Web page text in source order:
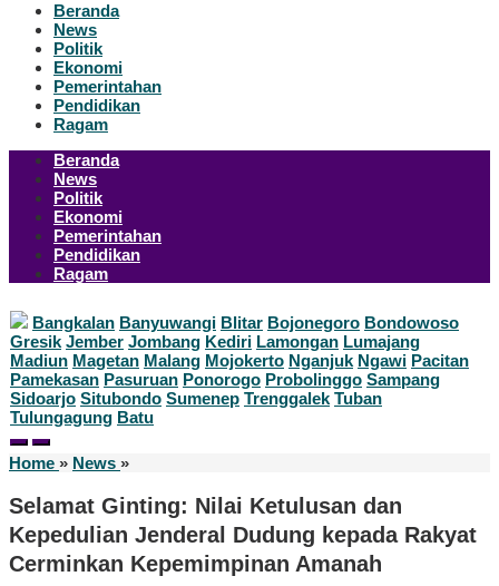
Beranda
News
Politik
Ekonomi
Pemerintahan
Pendidikan
Ragam
Beranda
News
Politik
Ekonomi
Pemerintahan
Pendidikan
Ragam
Bangkalan Banyuwangi Blitar Bojonegoro Bondowoso
Gresik Jember Jombang Kediri Lamongan Lumajang
Madiun Magetan Malang Mojokerto Nganjuk Ngawi Pacitan
Pamekasan Pasuruan Ponorogo Probolinggo Sampang
Sidoarjo Situbondo Sumenep Trenggalek Tuban
Tulungagung Batu
Home » News »Selamat
Nilai
Ketulusan
dan
Kepedulian
Jenderal
Selamat Ginting: Nilai Ketulusan dan
Kepedulian Jenderal Dudung kepada Rakyat
Cerminkan Kepemimpinan Amanah